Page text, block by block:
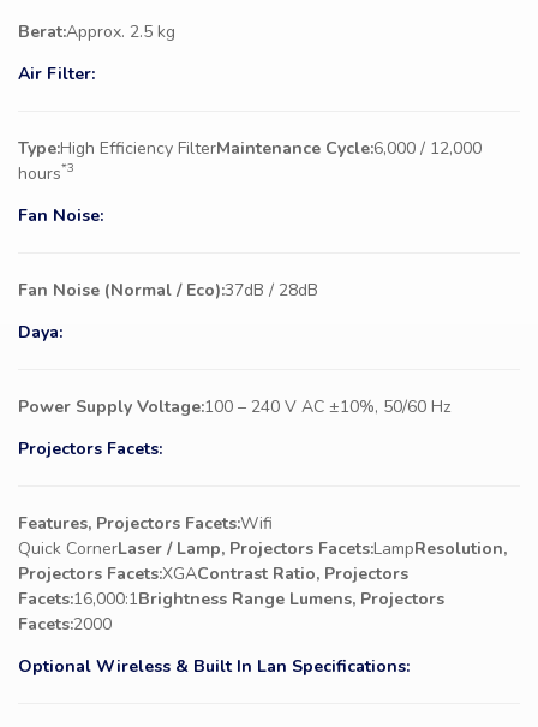
Berat:Approx. 2.5 kg
Air Filter:
Type:High Efficiency FilterMaintenance Cycle:6,000 / 12,000
hours*3
Fan Noise:
Fan Noise (Normal / Eco):37dB / 28dB
Daya:
Power Supply Voltage:100 – 240 V AC ±10%, 50/60 Hz
Projectors Facets:
Features, Projectors Facets:Wifi
Quick CornerLaser / Lamp, Projectors Facets:LampResolution,
Projectors Facets:XGAContrast Ratio, Projectors
Facets:16,000:1Brightness Range Lumens, Projectors
Facets:2000
Optional Wireless & Built In Lan Specifications: